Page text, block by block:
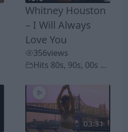
Whitney Houston
– I Will Always
Love You
356views
Hits 80s, 90s, 00s ...
03:31